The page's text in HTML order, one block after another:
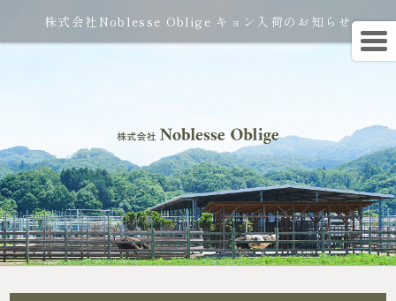
株式会社Noblesse Oblige キョン入荷のお知らせ